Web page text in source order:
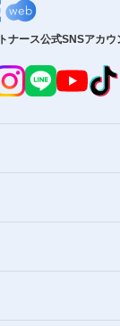
ナース公式SNSアカウ